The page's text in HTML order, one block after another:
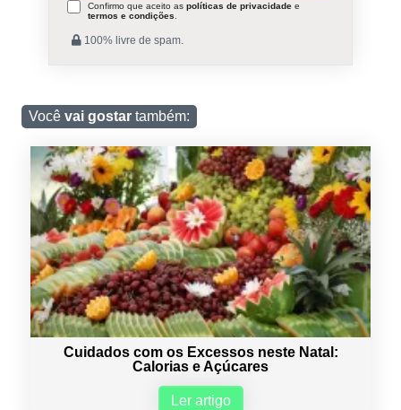
Confirmo que aceito as políticas de privacidadee
termos e condições.
100% livre de spam.
Você vai gostartambém:
Cuidados com os Excessos neste Natal:
Calorias e Açúcares
Ler artigo